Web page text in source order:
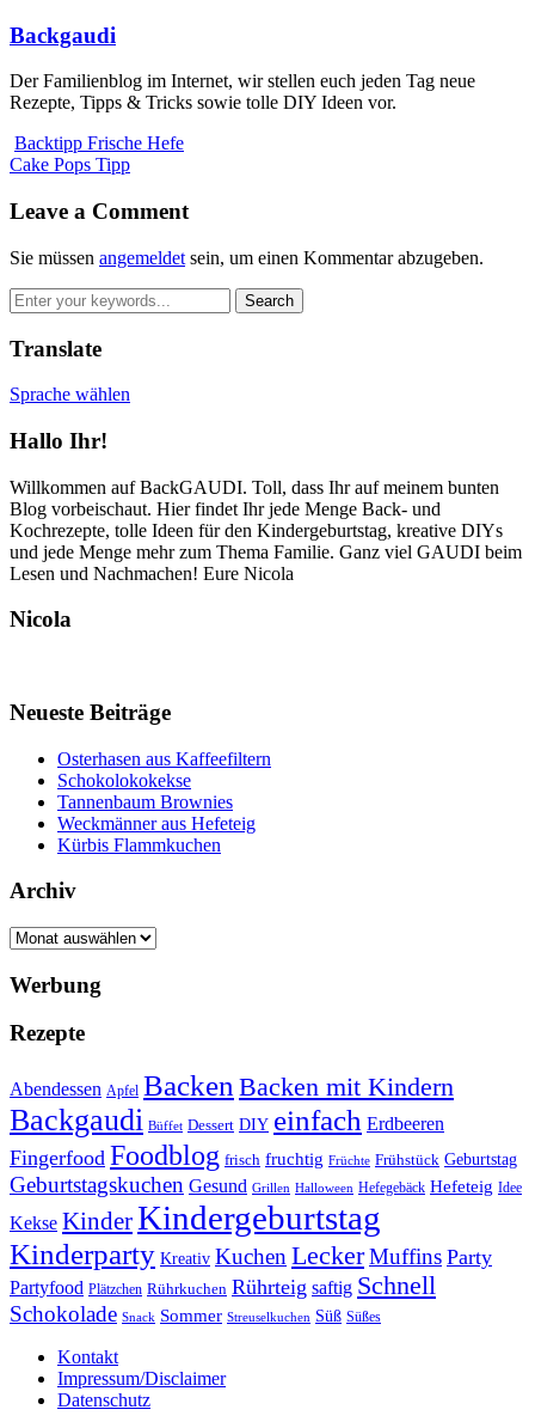
Backgaudi
Der Familienblog im Internet, wir stellen euch jeden Tag neue
Rezepte, Tipps & Tricks sowie tolle DIY Ideen vor.
Backtipp Frische Hefe
Cake Pops Tipp
Leave a Comment
Sie müssen angemeldet sein, um einen Kommentar abzugeben.
Translate
Sprache wählen
Hallo Ihr!
Willkommen auf BackGAUDI. Toll, dass Ihr auf meinem bunten
Blog vorbeischaut. Hier findet Ihr jede Menge Back- und
Kochrezepte, tolle Ideen für den Kindergeburtstag, kreative DIYs
und jede Menge mehr zum Thema Familie. Ganz viel GAUDI beim
Lesen und Nachmachen! Eure Nicola
Nicola
Neueste Beiträge
Osterhasen aus Kaffeefiltern
Schokolokokekse
Tannenbaum Brownies
Weckmänner aus Hefeteig
Kürbis Flammkuchen
Archiv
Archiv
Werbung
Rezepte
Abendessen Apfel Backen Backen mit Kindern
Backgaudi Büffet Dessert DIY einfach Erdbeeren
Fingerfood Foodblog frisch fruchtig Früchte Frühstück Geburtstag
Geburtstagskuchen Gesund Grillen Halloween Hefegebäck Hefeteig Idee
Kekse KinderKindergeburtstag
Kinderparty Kreativ Kuchen LeckerMuffins Party
Partyfood Plätzchen Rührkuchen Rührteig saftig Schnell
Schokolade Snack Sommer Streuselkuchen Süß Süßes
Kontakt
Impressum/Disclaimer
Datenschutz